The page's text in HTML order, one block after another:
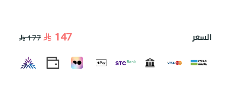
السعر 147
177